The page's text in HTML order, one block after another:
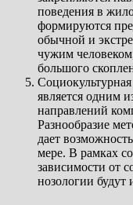
поведения в
формируются
обычной и
чужим
большого
является одним
направлений
Разнообразие
дает
мере. В рамках
зависимости от
нозологии будут